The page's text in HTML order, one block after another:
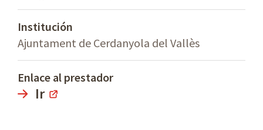
Institución
Ajuntament de Cerdanyola del Vallès
Enlace al prestador
Ir